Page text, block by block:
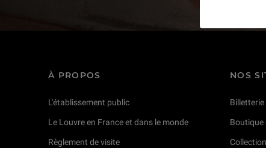
À PROPOS
L'établissement public
Le Louvre en France et dans le monde
Règlement de visite
NOS
Billetterie
Boutique